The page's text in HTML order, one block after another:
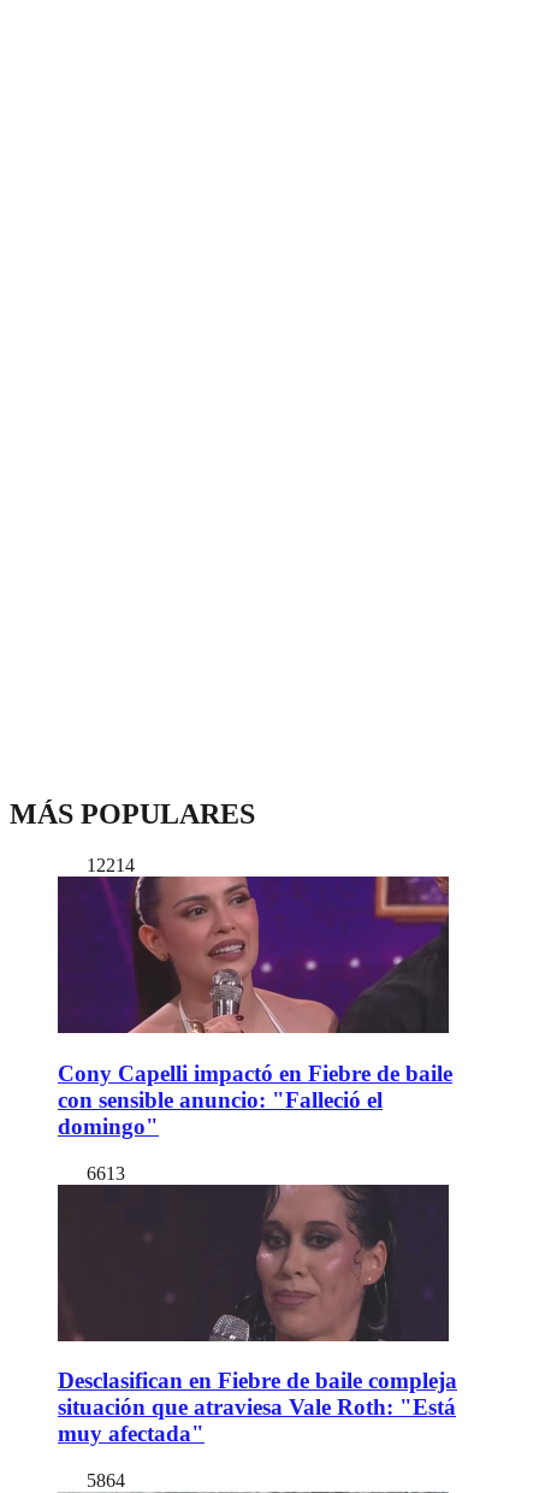
MÁS POPULARES
12214
Cony Capelli impactó en Fiebre de baile
con sensible anuncio: "Falleció el
domingo"
6613
Desclasifican en Fiebre de baile compleja
situación que atraviesa Vale Roth: "Está
muy afectada"
5864